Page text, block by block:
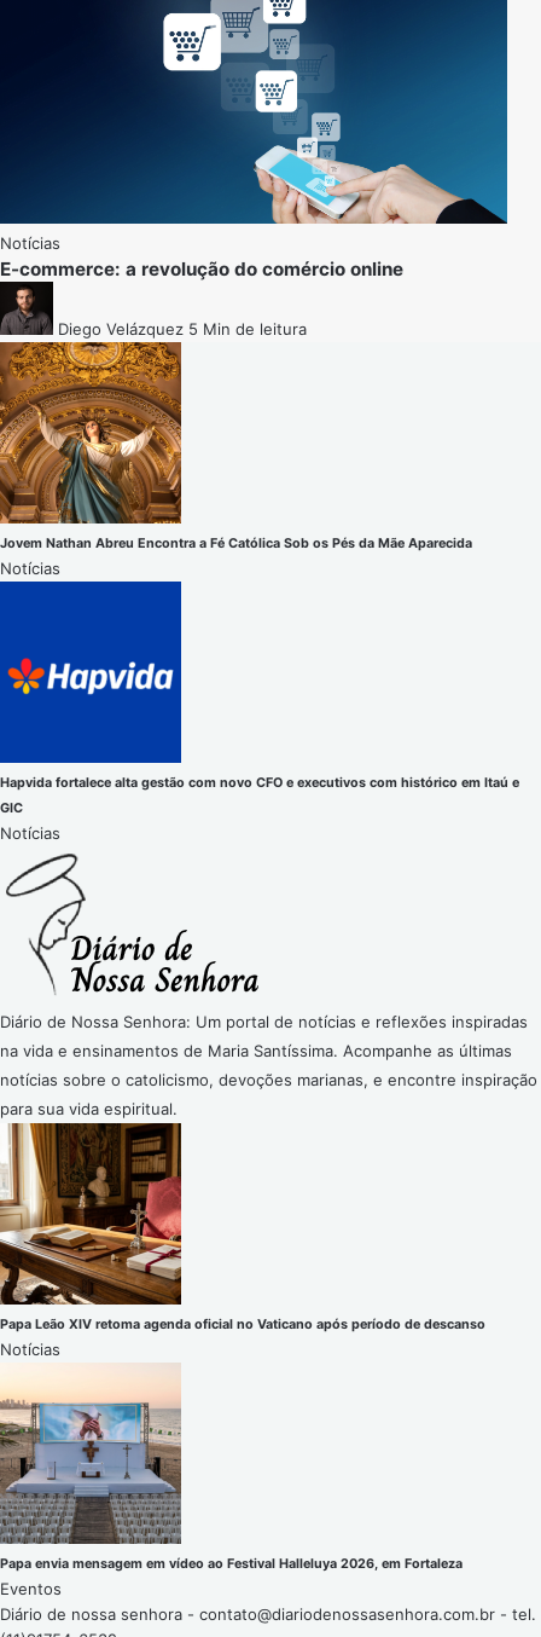
Notícias
E-commerce: a revolução do comércio online
Diego Velázquez 5 Min de leitura
Jovem Nathan Abreu Encontra a Fé Católica Sob os Pés da Mãe Aparecida
Notícias
Hapvida fortalece alta gestão com novo CFO e executivos com histórico em Itaú e
GIC
Notícias
Diário de Nossa Senhora: Um portal de notícias e reflexões inspiradas
na vida e ensinamentos de Maria Santíssima. Acompanhe as últimas
notícias sobre o catolicismo, devoções marianas, e encontre inspiração
para sua vida espiritual.
Papa Leão XIV retoma agenda oficial no Vaticano após período de descanso
Notícias
Papa envia mensagem em vídeo ao Festival Halleluya 2026, em Fortaleza
Eventos
Diário de nossa senhora - contato@diariodenossasenhora.com.br - tel.